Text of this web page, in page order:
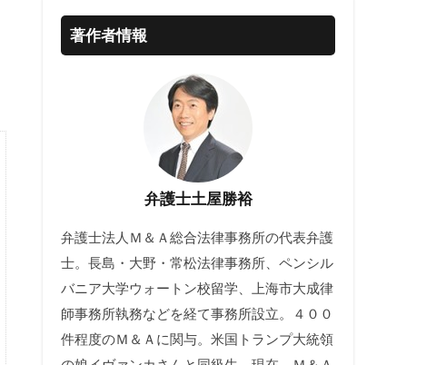
著作者情報
弁護士土屋勝裕
弁護士法人Ｍ＆Ａ総合法律事務所の代表弁護
士。長島・大野・常松法律事務所、ペンシル
バニア大学ウォートン校留学、上海市大成律
師事務所執務などを経て事務所設立。４００
件程度のＭ＆Ａに関与。米国トランプ大統領